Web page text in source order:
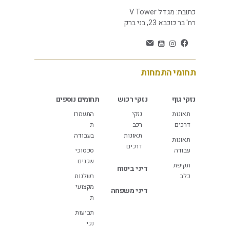
כתובת: מגדל V Tower
רח' בר כוכבא 23, בני ברק
תחומי התמחות
נזקי גוף
תאונות
דרכים
תאונות
עבודה
תקיפת
כלב
נזקי רכוש
נזקי
רכב
תאונות
דרכים
דיני ביטוח
דיני משפחה
תחומים נוספים
התעמרו
ת
בעבודה
סכסוכי
שכנים
רשלנות
מקצועי
ת
תביעות
נכי